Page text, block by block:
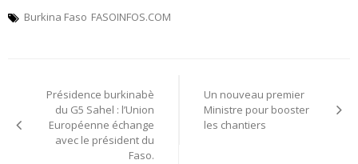
Burkina Faso FASOINFOS.COM
l’article
Présidence burkinabè
du G5 Sahel : l’Union
Européenne échange
avec le président du
Faso.
Un nouveau premier
Ministre pour booster
les chantiers